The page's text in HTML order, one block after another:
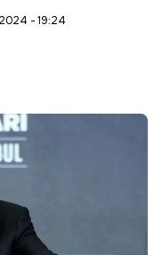
- 19:24